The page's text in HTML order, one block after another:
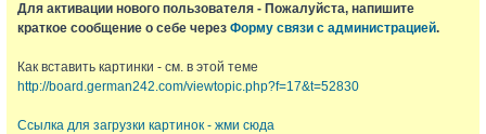
Для активации нового пользователя - Пожалуйста, напишите
краткое сообщение о себе через Форму связи с администрацией.
Как вставить картинки - см. в этой теме
http://board.german242.com/viewtopic.php?f=17&t=52830
Ссылка для загрузки картинок - жми сюда